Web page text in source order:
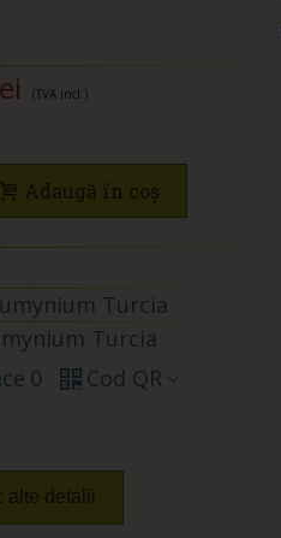
(TVA incl.)
Adaugă în coș
Turcia
0
Cod QR
alte detalii